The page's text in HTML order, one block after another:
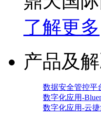
了解更多
产品及
数据安全管控平
数字化应用-
数字化应用-云捷